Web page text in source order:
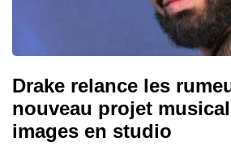
Drake relance les
nouveau projet
images en studio